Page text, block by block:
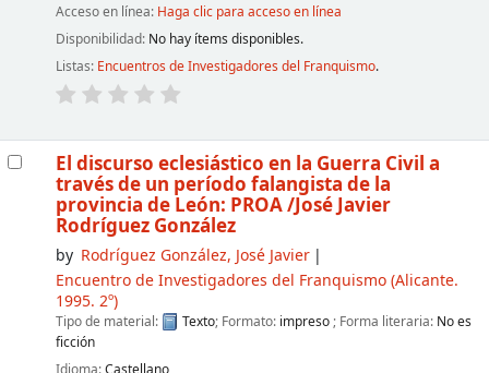
Acceso en línea: Haga clic para acceso en línea
Disponibilidad: No hay ítems disponibles.
Listas: Encuentros de Investigadores del Franquismo.
El discurso eclesiástico en la Guerra Civil a
través de un período falangista de la
provincia de León: PROA/José Javier
Rodríguez González
by Rodríguez González, José Javier
Encuentro de Investigadores del Franquismo(Alicante.
1995. 2º)
Tipo de material: Texto; Formato: impreso ; Forma literaria: No es
ficción